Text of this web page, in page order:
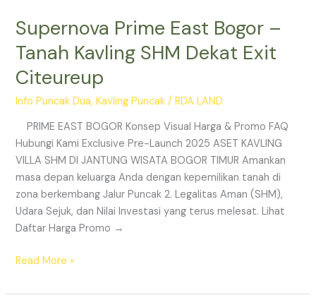
Supernova Prime East Bogor –
Tanah Kavling SHM Dekat Exit
Citeureup
Info Puncak Dua,Kavling Puncak /RDA LAND
PRIME EAST BOGOR Konsep Visual Harga & Promo FAQ
Hubungi Kami Exclusive Pre-Launch 2025 ASET KAVLING
VILLA SHM DI JANTUNG WISATA BOGOR TIMUR Amankan
masa depan keluarga Anda dengan kepemilikan tanah di
zona berkembang Jalur Puncak 2. Legalitas Aman (SHM),
Udara Sejuk, dan Nilai Investasi yang terus melesat. Lihat
Daftar Harga Promo →
Read More »